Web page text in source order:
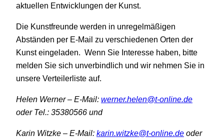
aktuellen Entwicklungen der Kunst.
Die Kunstfreunde werden in unregelmäßigen
Abständen per E-Mail zu verschiedenen Orten der
Kunst eingeladen. Wenn Sie Interesse haben, bitte
melden Sie sich unverbindlich und wir nehmen Sie in
unsere Verteilerliste auf.
Helen Werner – E-Mail: werner.helen@t-online.de
oder Tel.: 35380566 und
Karin Witzke – E-Mail: karin.witzke@t-online.de oder